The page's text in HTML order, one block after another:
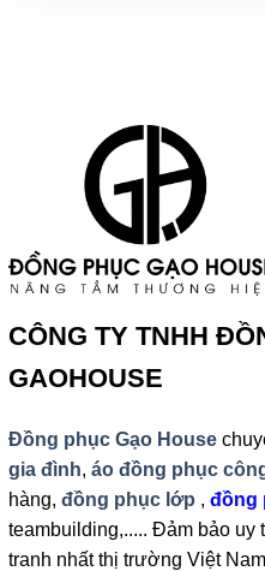
CÔNG TY TNHH
GAOHOUSE
Đồng phục Gạo House
gia đình, áo đồng phục
hàng, đồng phục lớp , đồng
teambuilding,..... Đảm bảo
tranh nhất thị trường Việt